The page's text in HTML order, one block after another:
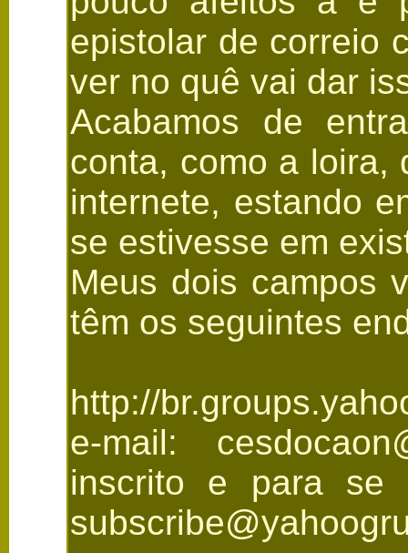
epistolar de correio
ver no quê vai dar
Acabamos de
conta, como a loira,
internete, estando
se estivesse em
Meus dois campos
têm os seguintes
http://
e-mail:
inscrito e para se